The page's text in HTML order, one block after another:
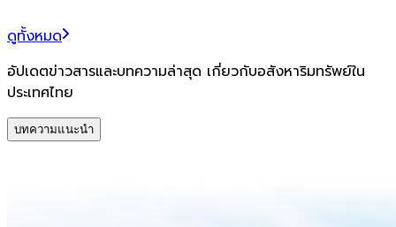
ดูทั้งหมด
อัปเดตข่าวสารและบทความล่าสุด เกี่ยวกับอสังหาริมทรัพย์ใน
ประเทศไทย
บทความแนะนำ